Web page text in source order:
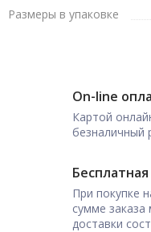
Размеры в упаковке
On-line
Картой
безналичный
При покупке
сумме
доставки